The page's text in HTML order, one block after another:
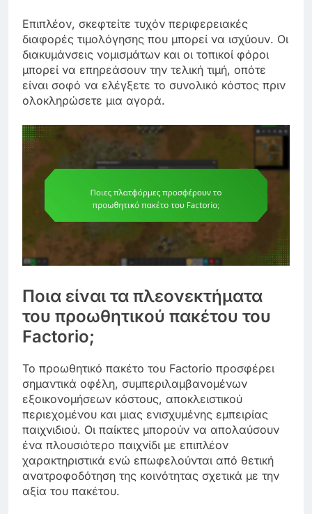
Επιπλέον, σκεφτείτε τυχόν περιφερειακές
διαφορές τιμολόγησης που μπορεί να ισχύουν. Οι
διακυμάνσεις νομισμάτων και οι τοπικοί φόροι
μπορεί να επηρεάσουν την τελική τιμή, οπότε
είναι σοφό να ελέγξετε το συνολικό κόστος πριν
ολοκληρώσετε μια αγορά.
Ποια είναι τα πλεονεκτήματα
του προωθητικού πακέτου του
Factorio;
Το προωθητικό πακέτο του Factorio προσφέρει
σημαντικά οφέλη, συμπεριλαμβανομένων
εξοικονομήσεων κόστους, αποκλειστικού
περιεχομένου και μιας ενισχυμένης εμπειρίας
παιχνιδιού. Οι παίκτες μπορούν να απολαύσουν
ένα πλουσιότερο παιχνίδι με επιπλέον
χαρακτηριστικά ενώ επωφελούνται από θετική
ανατροφοδότηση της κοινότητας σχετικά με την
αξία του πακέτου.